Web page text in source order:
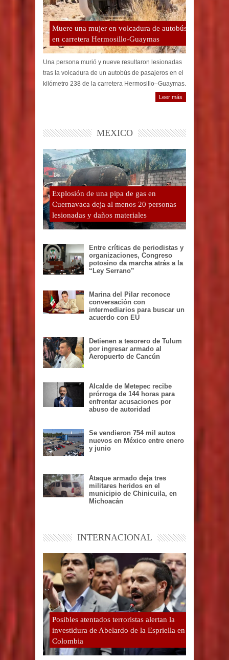
Muere una mujer en volcadura de autobús
en carretera Hermosillo-Guaymas
Una persona murió y nueve resultaron lesionadas
tras la volcadura de un autobús de pasajeros en el
kilómetro 238 de la carretera Hermosillo–Guaymas.
Leer más
MEXICO
Explosión de una pipa de gas en
Cuernavaca deja al menos 20 personas
lesionadas y daños materiales
Entre críticas de periodistas y
organizaciones, Congreso
potosino da marcha atrás a la
“Ley Serrano”
Marina del Pilar reconoce
conversación con
intermediarios para buscar un
acuerdo con EU
Detienen a tesorero de Tulum
por ingresar armado al
Aeropuerto de Cancún
Alcalde de Metepec recibe
prórroga de 144 horas para
enfrentar acusaciones por
abuso de autoridad
Se vendieron 754 mil autos
nuevos en México entre enero
y junio
Ataque armado deja tres
militares heridos en el
municipio de Chinicuila, en
Michoacán
INTERNACIONAL
Posibles atentados terroristas alertan la
investidura de Abelardo de la Espriella en
Colombia